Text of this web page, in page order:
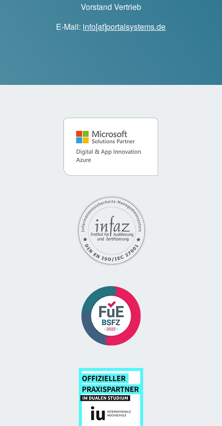
Vorstand Vertrieb
E-Mail: info[at]portalsystems.de